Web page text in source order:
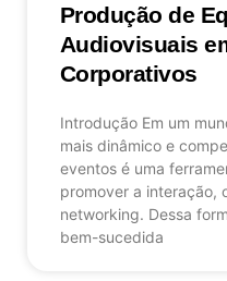
Produção de
Audiovisuais
Corporativos
Introdução Em um
mais dinâmico e
eventos é uma
promover a interação,
networking. Dessa
bem-sucedida